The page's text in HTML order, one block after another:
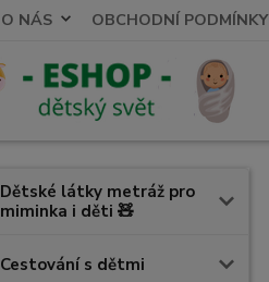
O NÁS OBCHODNÍ PODMÍNKY
Dětské látky metráž pro
miminka i děti 🧸
Cestování s dětmi